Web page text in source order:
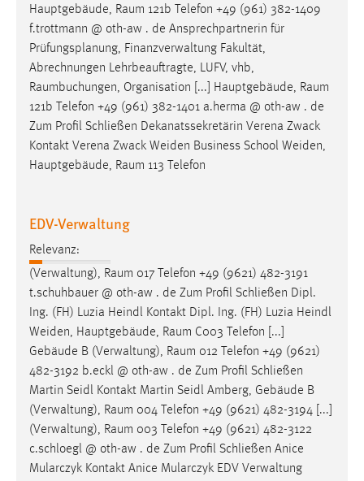
Hauptgebäude, Raum 121b Telefon +49 (961) 382-1409
f.trottmann @ oth-aw . de Ansprechpartnerin für
Prüfungsplanung, Finanzverwaltung Fakultät,
Abrechnungen Lehrbeauftragte, LUFV, vhb,
Raumbuchungen, Organisation [...] Hauptgebäude, Raum
121b Telefon +49 (961) 382-1401 a.herma @ oth-aw . de
Zum Profil Schließen Dekanatssekretärin Verena Zwack
Kontakt Verena Zwack Weiden Business School Weiden,
Hauptgebäude, Raum 113 Telefon
EDV-Verwaltung
Relevanz:
(Verwaltung), Raum 017 Telefon +49 (9621) 482-3191
t.schuhbauer @ oth-aw . de Zum Profil Schließen Dipl.
Ing. (FH) Luzia Heindl Kontakt Dipl. Ing. (FH) Luzia Heindl
Weiden, Hauptgebäude, Raum C003 Telefon [...]
Gebäude B (Verwaltung), Raum 012 Telefon +49 (9621)
482-3192 b.eckl @ oth-aw . de Zum Profil Schließen
Martin Seidl Kontakt Martin Seidl Amberg, Gebäude B
(Verwaltung), Raum 004 Telefon +49 (9621) 482-3194 [...]
(Verwaltung), Raum 003 Telefon +49 (9621) 482-3122
c.schloegl @ oth-aw . de Zum Profil Schließen Anice
Mularczyk Kontakt Anice Mularczyk EDV Verwaltung